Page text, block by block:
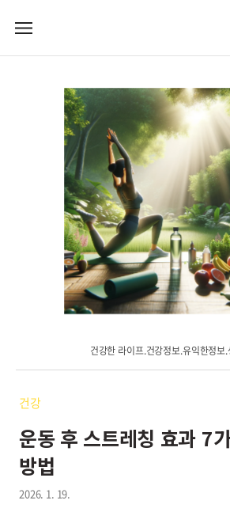
메
건강한 라이프.건강정보.유익한정보
건강
운동 후 스트레칭 효과 7
방법
2026. 1. 19.